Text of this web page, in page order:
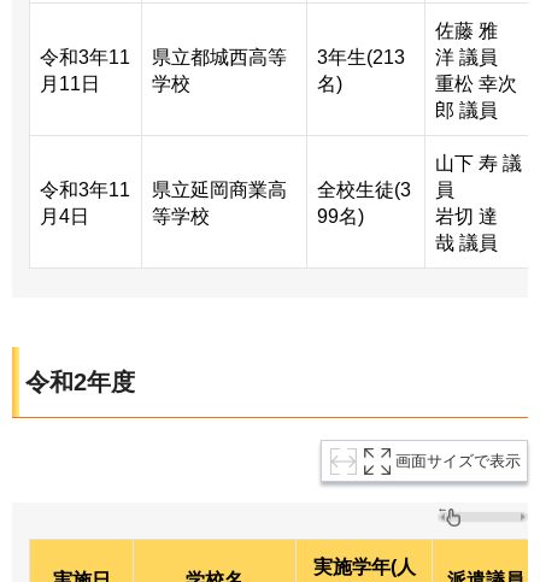
令和3年11
月11日
県立都城西高等
学校
3年生(213
名)
佐藤 雅
洋 議員
重松 幸次
郎 議員
令和3年11
月4日
県立延岡商業高
等学校
全校生徒(3
99名)
山下 寿 議
員
岩切 達
哉 議員
令和2年度
画面サイズで表示
実施学年(人